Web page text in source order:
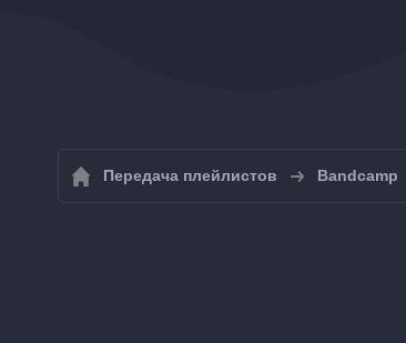
Передача плейлистов Bandcamp